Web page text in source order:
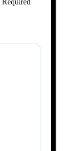
Required